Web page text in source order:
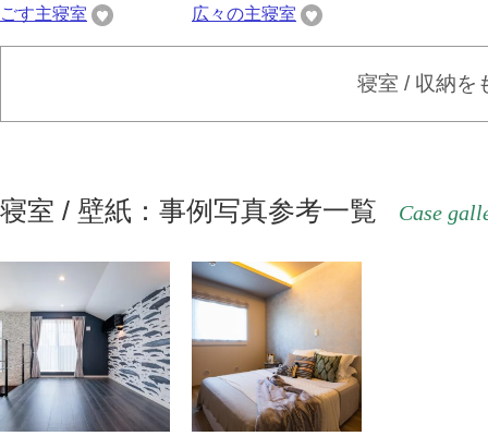
ごす主寝室
広々の主寝室
寝室 / 収納を
寝室 / 壁紙：事例写真参考一覧 Case